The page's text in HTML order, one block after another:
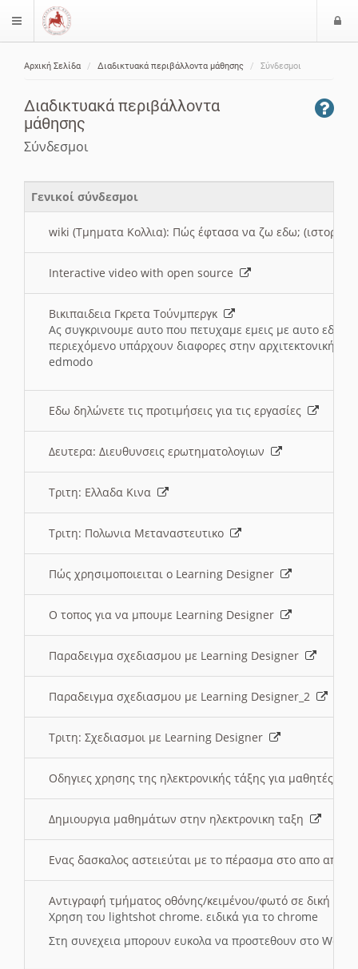
$langMenu
Αρχική Σελίδα Διαδικτυακά περιβάλλοντα μάθησης Σύνδεσμοι
Διαδικτυακά περιβάλλοντα
μάθησης
Σύνδεσμοι
Γενικοί σύνδεσμοι
wiki (Τμηματα Κολλια): Πώς έφτασα να ζω εδω; (ιστορια)
Interactive video with open source
Βικιπαιδεια Γκρετα Τούνμπεργκ
Ας συγκρινουμε αυτο που πετυχαμε εμεις με αυτο εδω
περιεχόμενο υπάρχουν διαφορες στην αρχιτεκτονική
edmodo
Εδω δηλώνετε τις προτιμήσεις για τις εργασίες
Δευτερα: Διευθυνσεις ερωτηματολογιων
Τριτη: Ελλαδα Κινα
Τριτη: Πολωνια Μεταναστευτικο
Πώς χρησιμοποιειται ο Learning Designer
O τοπος για να μπουμε Learning Designer
Παραδειγμα σχεδιασμου με Learning Designer
Παραδειγμα σχεδιασμου με Learning Designer_2
Τριτη: Σχεδιασμοι με Learning Designer
Οδηγιες χρησης της ηλεκτρονικής τάξης για μαθητές
Δημιουργια μαθημάτων στην ηλεκτρονικη ταξη
Ενας δασκαλος αστειεύται με το πέρασμα στο απο
Αντιγραφή τμήματος οθόνης/κειμένου/φωτό σε δική
Χρηση του lightshot chrome. ειδικά για το chrome
Στη συνεχεια μπορουν ευκολα να προστεθουν στο Word